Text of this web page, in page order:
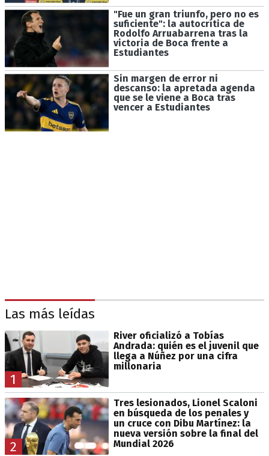
"Fue un gran triunfo, pero no es
suficiente": la autocrítica de
Rodolfo Arruabarrena tras la
victoria de Boca frente a
Estudiantes
Sin margen de error ni
descanso: la apretada agenda
que se le viene a Boca tras
vencer a Estudiantes
Las más leídas
1
River oficializó a Tobías
Andrada: quién es el juvenil que
llega a Núñez por una cifra
millonaria
2
Tres lesionados, Lionel Scaloni
en búsqueda de los penales y
un cruce con Dibu Martínez: la
nueva versión sobre la final del
Mundial 2026